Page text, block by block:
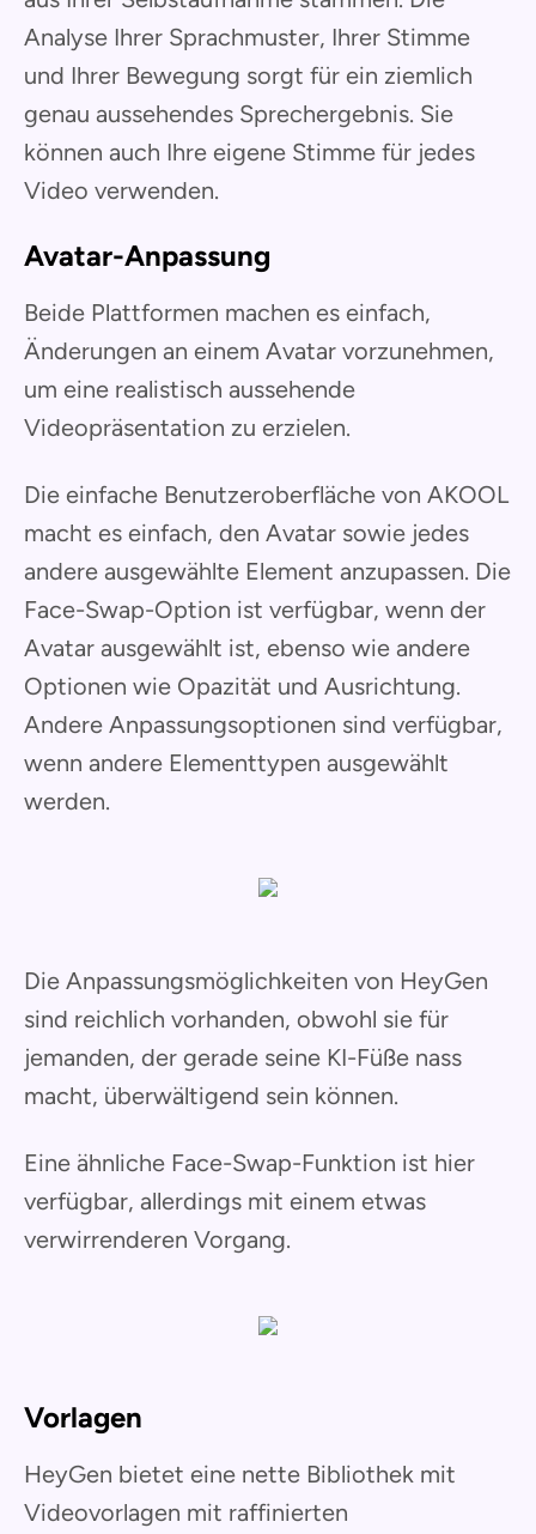
Analyse Ihrer Sprachmuster, Ihrer Stimme
und Ihrer Bewegung sorgt für ein ziemlich
genau aussehendes Sprechergebnis. Sie
können auch Ihre eigene Stimme für jedes
Video verwenden.
Avatar-Anpassung
Beide Plattformen machen es einfach,
Änderungen an einem Avatar vorzunehmen,
um eine realistisch aussehende
Videopräsentation zu erzielen.
Die einfache Benutzeroberfläche von AKOOL
macht es einfach, den Avatar sowie jedes
andere ausgewählte Element anzupassen. Die
Face-Swap-Option ist verfügbar, wenn der
Avatar ausgewählt ist, ebenso wie andere
Optionen wie Opazität und Ausrichtung.
Andere Anpassungsoptionen sind verfügbar,
wenn andere Elementtypen ausgewählt
werden.
Die Anpassungsmöglichkeiten von HeyGen
sind reichlich vorhanden, obwohl sie für
jemanden, der gerade seine KI-Füße nass
macht, überwältigend sein können.
Eine ähnliche Face-Swap-Funktion ist hier
verfügbar, allerdings mit einem etwas
verwirrenderen Vorgang.
Vorlagen
HeyGen bietet eine nette Bibliothek mit
Videovorlagen mit raffinierten